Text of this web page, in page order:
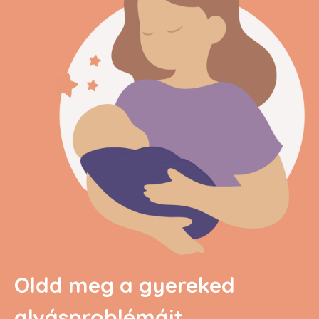
Oldd meg a gyereked